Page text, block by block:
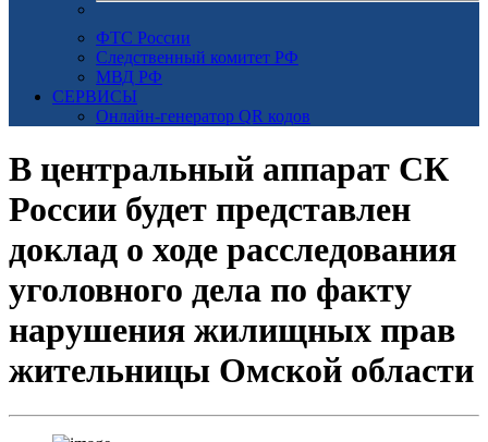
ФТС России
Следственный комитет РФ
МВД РФ
СЕРВИСЫ
Онлайн-генератор QR кодов
В центральный аппарат СК
России будет представлен
доклад о ходе расследования
уголовного дела по факту
нарушения жилищных прав
жительницы Омской области